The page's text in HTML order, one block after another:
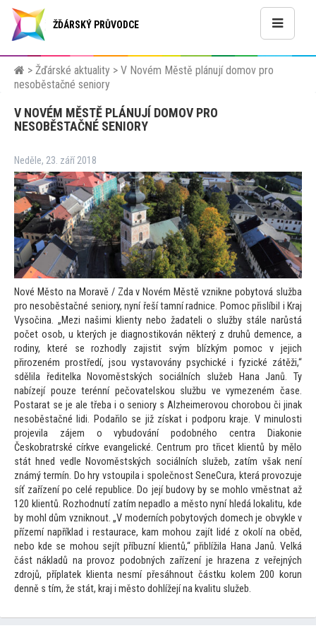
ŽĎÁRSKÝ PRŮVODCE
> Žďárské aktuality > V Novém Městě plánují domov pro
nesoběstačné seniory
V NOVÉM MĚSTĚ PLÁNUJÍ DOMOV PRO
NESOBĚSTAČNÉ SENIORY
Neděle, 23. září 2018
Nové Město na Moravě / Zda v Novém Městě vznikne pobytová služba
pro nesoběstačné seniory, nyní řeší tamní radnice. Pomoc přislíbil i Kraj
Vysočina. „Mezi našimi klienty nebo žadateli o služby stále narůstá
počet osob, u kterých je diagnostikován některý z druhů demence, a
rodiny, které se rozhodly zajistit svým blízkým pomoc v jejich
přirozeném prostředí, jsou vystavovány psychické i fyzické zátěži,“
sdělila ředitelka Novoměstských sociálních služeb Hana Janů. Ty
nabízejí pouze terénní pečovatelskou službu ve vymezeném čase.
Postarat se je ale třeba i o seniory s Alzheimerovou chorobou či jinak
nesoběstačné lidi. Podařilo se již získat i podporu kraje. V minulosti
projevila zájem o vybudování podobného centra Diakonie
Českobratrské církve evangelické. Centrum pro třicet klientů by mělo
stát hned vedle Novoměstských sociálních služeb, zatím však není
známý termín. Do hry vstoupila i společnost SeneCura, která provozuje
síť zařízení po celé republice. Do její budovy by se mohlo vměstnat až
120 klientů. Rozhodnutí zatím nepadlo a město nyní hledá lokalitu, kde
by mohl dům vzniknout. „V moderních pobytových domech je obvykle v
přízemí například i restaurace, kam mohou zajít lidé z okolí na oběd,
nebo kde se mohou sejít příbuzní klientů,“ přiblížila Hana Janů. Velká
část nákladů na provoz podobných zařízení je hrazena z veřejných
zdrojů, příplatek klienta nesmí přesáhnout částku kolem 200 korun
denně s tím, že stát, kraj i město dohlížejí na kvalitu služeb.